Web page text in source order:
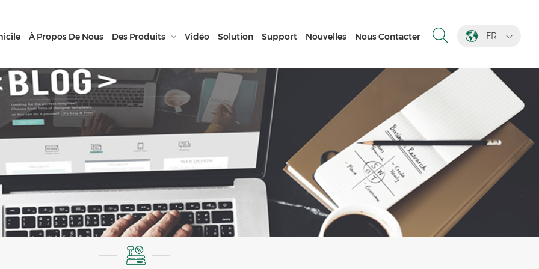
FR
À Propos De Nous Des Produits Vidéo Solution Support Nouvelles Nous Contacter